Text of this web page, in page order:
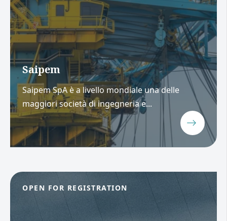
Saipem
Saipem SpA è a livello mondiale una delle
maggiori società di ingegneria e...
OPEN FOR REGISTRATION